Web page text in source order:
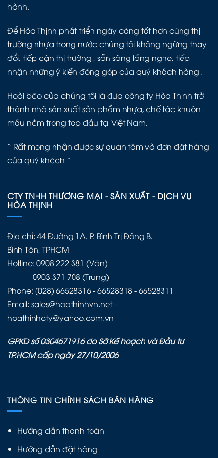
hành.
Để Hòa Thịnh phát triển ngày càng tốt hơn cùng thị
trường nhựa trong nước chúng tôi không ngừng thay
đổi, tiếp cận thị trường , sẵn sàng lắng nghe, tiếp
nhận những ý kiến đóng góp của quý khách hàng .
Hoài bão của chúng tôi là đưa công ty Hòa Thịnh trở
thành nhà sản xuất sản phẩm nhựa, chế tác khuôn
mẫu nằm trong top đầu tại Việt Nam.
“ Rất mong nhận được sự quan tâm và đơn đặt hàng
của quý khách “
CTY TNHH THƯƠNG MẠI - SẢN XUẤT - DỊCH VỤ
HÒA THỊNH
Địa chỉ: 44 Đường 1A, P. Bình Trị Đông B,
Bình Tân, TPHCM
Hotline: 0908 222 381 (Văn)
0903 371 708 (Trung)
Phone: (028) 66528316 - 66528318 - 66528311
Email: sales@hoathinhvn.net -
hoathinhcty@yahoo.com.vn
GPKD số 0304671916 do Sở Kế hoạch và Đầu tư
TP.HCM cấp ngày 27/10/2006
THÔNG TIN CHÍNH SÁCH BÁN HÀNG
Hướng dẫn thanh toán
Hướng dẫn đặt hàng